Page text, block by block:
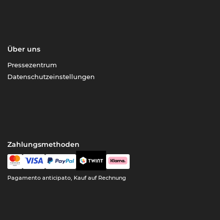
Über uns
Pressezentrum
Datenschutzeinstellungen
Zahlungsmethoden
Pagamento anticipato, Kauf auf Rechnung